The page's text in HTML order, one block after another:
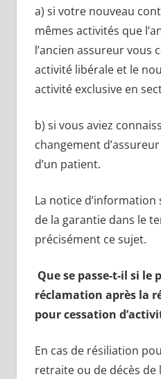
a) si votre nouveau
mêmes activités que
l’ancien assureur vous
activité libérale et le
activité exclusive en
b) si vous aviez
changement
d’un patient.
La notice
de la garantie dans le
précisément ce sujet.
Que se passe-t-il si le
réclamation après la
pour cessation
En cas de résiliation
retraite ou de décès de